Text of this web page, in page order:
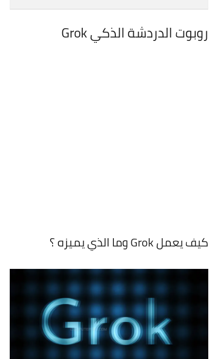
روبوت الدردشة الذكي Grok
كيف يعمل Grok وما الذي يميزه ؟